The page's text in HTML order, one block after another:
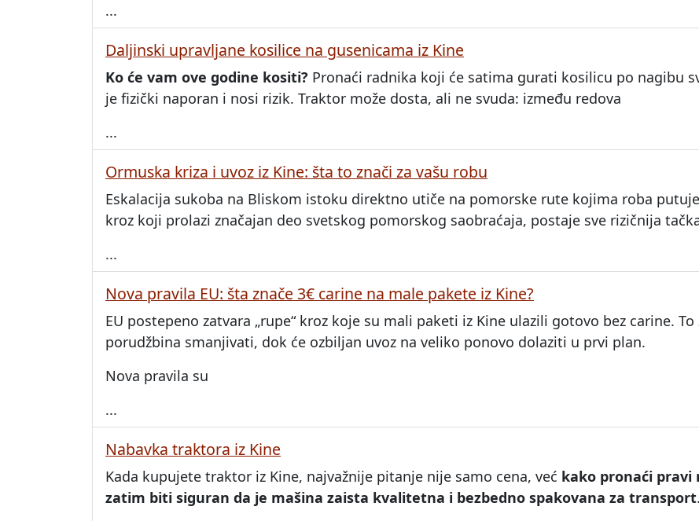
...
Daljinski upravljane kosilice na gusenicama iz Kine
Ko će vam ove godine kositi? Pronaći radnika koji će satima gurati kosilicu po nagibu
je fizički naporan i nosi rizik. Traktor može dosta, ali ne svuda: između redova
...
Ormuska kriza i uvoz iz Kine: šta to znači za vašu robu
Eskalacija sukoba na Bliskom istoku direktno utiče na pomorske rute kojima roba
kroz koji prolazi značajan deo svetskog pomorskog saobraćaja, postaje sve rizičnija
...
Nova pravila EU: šta znače 3€ carine na male pakete iz Kine?
EU postepeno zatvara „rupe“ kroz koje su mali paketi iz Kine ulazili gotovo bez carine.
porudžbina smanjivati, dok će ozbiljan uvoz na veliko ponovo dolaziti u prvi plan.
Nova pravila su
...
Nabavka traktora iz Kine
Kada kupujete traktor iz Kine, najvažnije pitanje nije samo cena, već kako pronaći pravi
zatim biti siguran da je mašina zaista kvalitetna i bezbedno spakovana za transport